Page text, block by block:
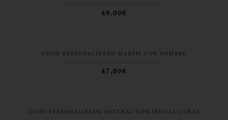
49,00€
COJÍN PERSONALIZADO MARFIL CON NOMBRE
47,00€
COJÍN PERSONALIZADO NATURAL CON INICIAL CORAL